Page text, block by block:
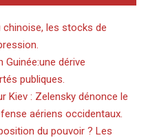
chinoise, les stocks de
dérive
publiques.
Kiev : Zelensky dénonce le
aériens occidentaux.
du pouvoir ? Les